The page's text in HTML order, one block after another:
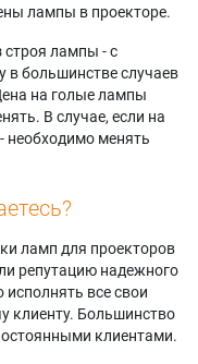
лампы в проекторе.
строя лампы - с
в большинстве случаев
на голые лампы
В случае, если на
необходимо менять
ламп для проекторов
репутацию надежного
все свои
клиенту. Большинство
клиентами.